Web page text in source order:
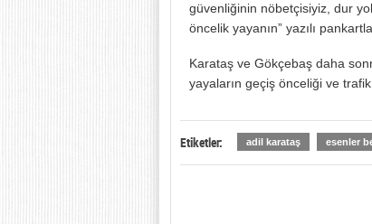
güvenliğinin nöbetçisiyiz, dur
öncelik yayanın” yazılı
Karataş ve Gökçebaş daha
yayaların geçiş önceliği ve
Etiketler: adil karataş esenler